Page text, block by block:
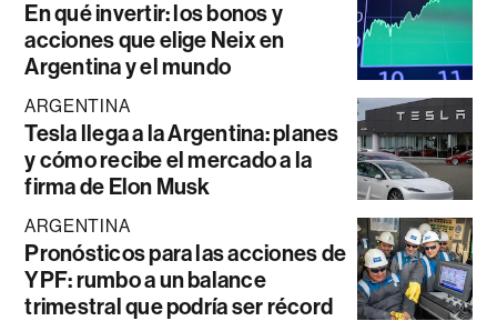
En qué invertir: los bonos y
acciones que elige Neix en
Argentina y el mundo
ARGENTINA
Tesla llega a la Argentina: planes
y cómo recibe el mercado a la
firma de Elon Musk
ARGENTINA
Pronósticos para las acciones de
YPF: rumbo a un balance
trimestral que podría ser récord